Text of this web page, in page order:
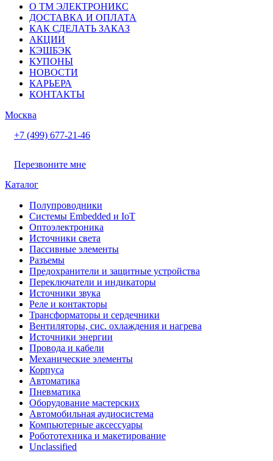
О ТМ ЭЛЕКТРОНИКС
ДОСТАВКА И ОПЛАТА
КАК СДЕЛАТЬ ЗАКАЗ
АКЦИИ
КЭШБЭК
КУПОНЫ
НОВОСТИ
КАРЬЕРА
КОНТАКТЫ
Москва
+7 (499) 677-21-46
Перезвоните мне
Каталог
Полупроводники
Системы Embedded и IoT
Oптоэлектроника
Источники света
Пассивные элементы
Разъeмы
Предохранители и защитные устройства
Переключатели и индикаторы
Источники звука
Реле и контакторы
Трансформаторы и сердечники
Вентиляторы, сис. охлаждения и нагрева
Источники энергии
Провода и кабели
Механические элементы
Корпуса
Автоматика
Пневматика
Оборудование мастерских
Автомобильная аудиосистема
Компьютерные аксессуары
Робототехника и макетирование
Unclassified